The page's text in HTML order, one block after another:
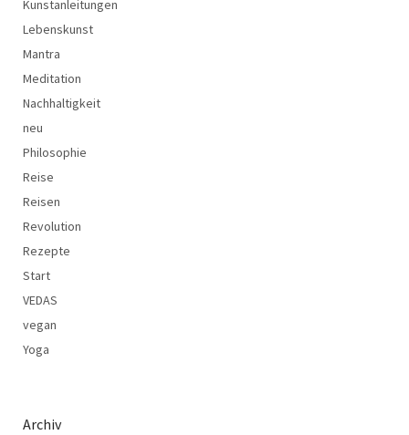
Kunstanleitungen
Lebenskunst
Mantra
Meditation
Nachhaltigkeit
neu
Philosophie
Reise
Reisen
Revolution
Rezepte
Start
VEDAS
vegan
Yoga
Archiv